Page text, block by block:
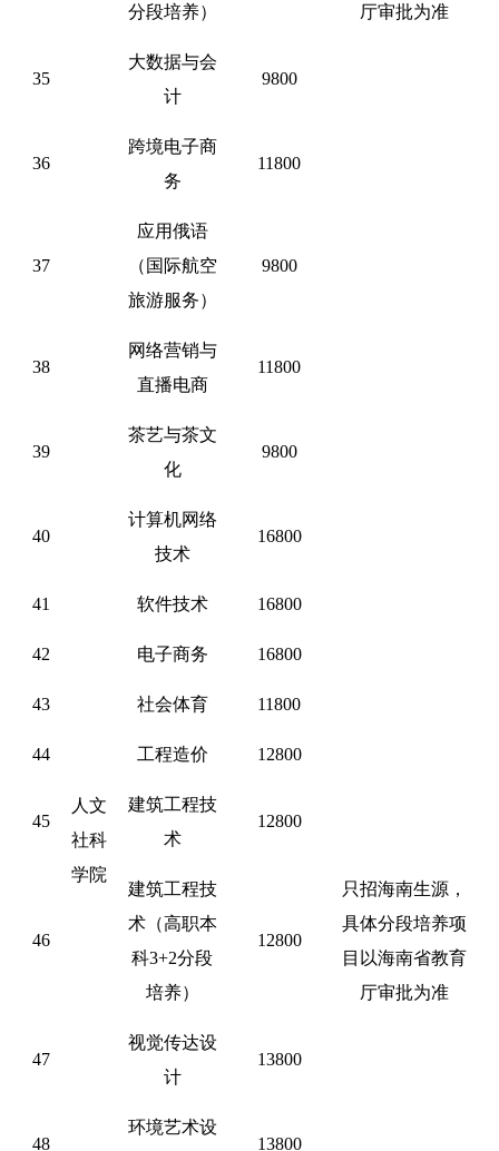
分段培养）
厅审批为准
35
大数据与会
计
9800
36
跨境电子商
务
11800
37
应用俄语
（国际航空
旅游服务）
9800
38
网络营销与
直播电商
11800
39
茶艺与茶文
化
9800
40
人文
社科
学院
计算机网络
技术
16800
41 软件技术 16800
42 电子商务 16800
43 社会体育 11800
44 工程造价 12800
45
建筑工程技
术
12800
46
建筑工程技
术（高职本
科3+2分段
培养）
12800
只招海南生源，
具体分段培养项
目以海南省教育
厅审批为准
47
视觉传达设
计
13800
48
环境艺术设
13800